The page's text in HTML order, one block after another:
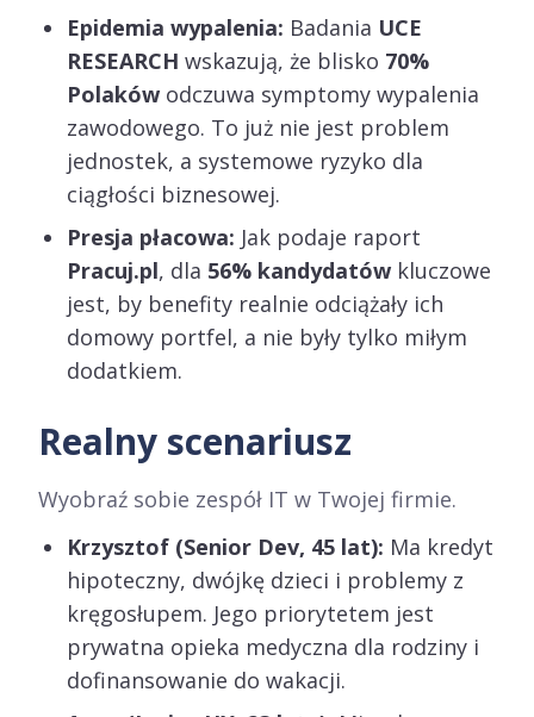
Epidemia wypalenia: Badania UCE
RESEARCH wskazują, że blisko 70%
Polaków odczuwa symptomy wypalenia
zawodowego. To już nie jest problem
jednostek, a systemowe ryzyko dla
ciągłości biznesowej.
Presja płacowa: Jak podaje raport
Pracuj.pl, dla 56% kandydatów kluczowe
jest, by benefity realnie odciążały ich
domowy portfel, a nie były tylko miłym
dodatkiem.
Realny scenariusz
Wyobraź sobie zespół IT w Twojej firmie.
Krzysztof (Senior Dev, 45 lat): Ma kredyt
hipoteczny, dwójkę dzieci i problemy z
kręgosłupem. Jego priorytetem jest
prywatna opieka medyczna dla rodziny i
dofinansowanie do wakacji.